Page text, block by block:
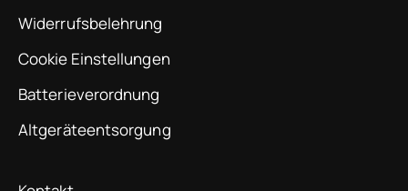
Widerrufsbelehrung
Cookie Einstellungen
Batterieverordnung
Altgeräteentsorgung